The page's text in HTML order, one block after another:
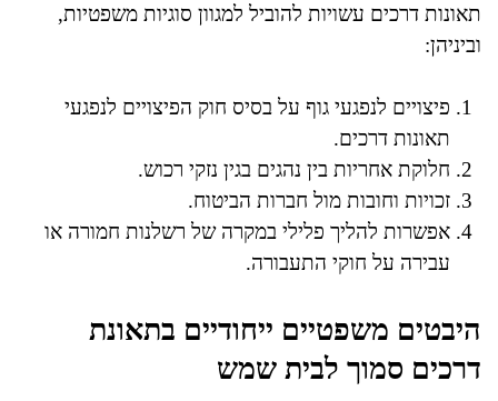
תאונות דרכים עשויות להוביל למגוון סוגיות משפטיות,
וביניהן:
פיצויים לנפגעי גוף על בסיס חוק הפיצויים לנפגעי
תאונות דרכים.
חלוקת אחריות בין נהגים בגין נזקי רכוש.
זכויות וחובות מול חברות הביטוח.
אפשרות להליך פלילי במקרה של רשלנות חמורה או
עבירה על חוקי התעבורה.
היבטים משפטיים ייחודיים בתאונת
דרכים סמוך לבית שמש